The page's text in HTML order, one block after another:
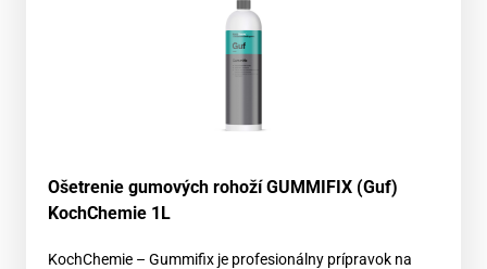
Ošetrenie gumových rohoží GUMMIFIX (Guf)
KochChemie 1L
KochChemie – Gummifix je profesionálny prípravok na